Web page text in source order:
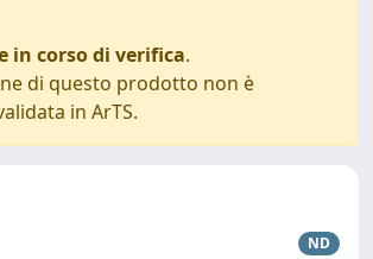
in corso di verifica.
di questo prodotto non è
in ArTS.
ND